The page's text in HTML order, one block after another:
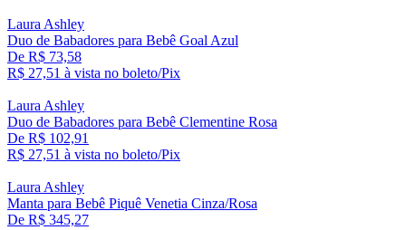
Laura Ashley
Duo de Babadores para Bebê Goal Azul
De R$ 73,58
R$ 27,51 à vista no boleto/Pix
Laura Ashley
Duo de Babadores para Bebê Clementine Rosa
De R$ 102,91
R$ 27,51 à vista no boleto/Pix
Laura Ashley
Manta para Bebê Piquê Venetia Cinza/Rosa
De R$ 345,27